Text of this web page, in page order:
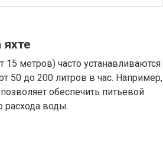
метров) часто устанавливаются
50 до 200 литров в час. Например,
обеспечить питьевой
расхода воды.